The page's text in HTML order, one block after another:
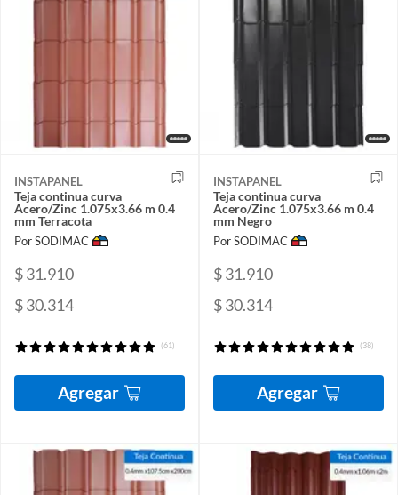
INSTAPANEL
Teja continua curva
Acero/Zinc 1.075x3.66 m 0.4
mm Terracota
Por SODIMAC
$ 31.910
$ 30.314
(61)
Agregar
INSTAPANEL
Teja continua curva
Acero/Zinc 1.075x3.66 m 0.4
mm Negro
Por SODIMAC
$ 31.910
$ 30.314
(38)
Agregar